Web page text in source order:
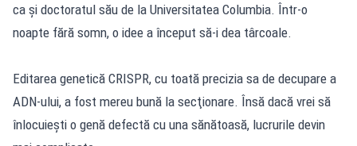
ca şi doctoratul său de la Universitatea Columbia. Într-o
noapte fără somn, o idee a început să-i dea târcoale.
Editarea genetică CRISPR, cu toată precizia sa de decupare a
ADN-ului, a fost mereu bună la secţionare. Însă dacă vrei să
înlocuieşti o genă defectă cu una sănătoasă, lucrurile devin